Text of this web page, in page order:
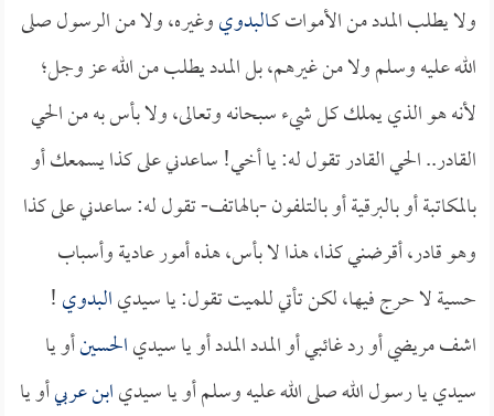
ولا يطلب المدد من الأموات كـالبدويوغيره، ولا من الرسول صلى
الله عليه وسلم ولا من غيرهم، بل المدد يطلب من الله عز وجل؛
لأنه هو الذي يملك كل شيء سبحانه وتعالى، ولا بأس به من الحي
القادر.. الحي القادر تقول له: يا أخي! ساعدني على كذا يسمعك أو
بالمكاتبة أو بالبرقية أو بالتلفون -بالهاتف- تقول له: ساعدني على كذا
وهو قادر، أقرضني كذا، هذا لا بأس، هذه أمور عادية وأسباب
حسية لا حرج فيها، لكن تأتي للميت تقول: يا سيديالبدوي!
اشف مريضي أو رد غائبي أو المدد المدد أو يا سيديالحسينأو يا
سيدي يا رسول الله صلى الله عليه وسلم أو يا سيديابن عربيأو يا